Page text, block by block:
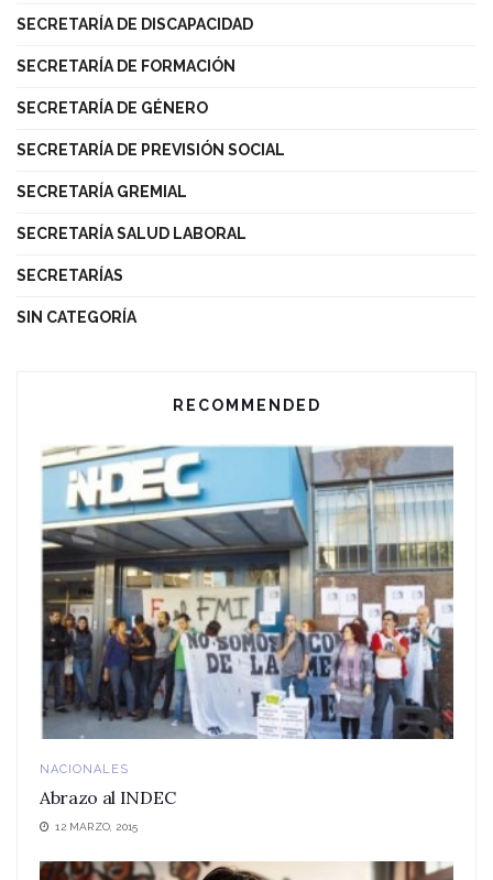
SECRETARÍA DE DISCAPACIDAD
SECRETARÍA DE FORMACIÓN
SECRETARÍA DE GÉNERO
SECRETARÍA DE PREVISIÓN SOCIAL
SECRETARÍA GREMIAL
SECRETARÍA SALUD LABORAL
SECRETARÍAS
SIN CATEGORÍA
RECOMMENDED
NACIONALES
Abrazo al INDEC
12 MARZO, 2015